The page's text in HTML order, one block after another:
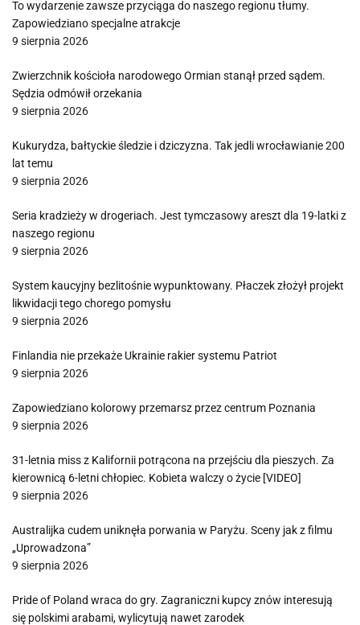
To wydarzenie zawsze przyciąga do naszego regionu tłumy.
Zapowiedziano specjalne atrakcje
9 sierpnia 2026
Zwierzchnik kościoła narodowego Ormian stanął przed sądem.
Sędzia odmówił orzekania
9 sierpnia 2026
Kukurydza, bałtyckie śledzie i dziczyzna. Tak jedli wrocławianie 200
lat temu
9 sierpnia 2026
Seria kradzieży w drogeriach. Jest tymczasowy areszt dla 19-latki z
naszego regionu
9 sierpnia 2026
System kaucyjny bezlitośnie wypunktowany. Płaczek złożył projekt
likwidacji tego chorego pomysłu
9 sierpnia 2026
Finlandia nie przekaże Ukrainie rakier systemu Patriot
9 sierpnia 2026
Zapowiedziano kolorowy przemarsz przez centrum Poznania
9 sierpnia 2026
31-letnia miss z Kalifornii potrącona na przejściu dla pieszych. Za
kierownicą 6-letni chłopiec. Kobieta walczy o życie [VIDEO]
9 sierpnia 2026
Australijka cudem uniknęła porwania w Paryżu. Sceny jak z filmu
„Uprowadzona”
9 sierpnia 2026
Pride of Poland wraca do gry. Zagraniczni kupcy znów interesują
się polskimi arabami, wylicytują nawet zarodek